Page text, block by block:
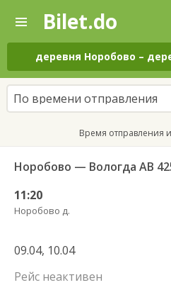
—
Поиск
и
покупка
билетов
на
автобус
онлайн
Bilet.do
деревня Норобово –
По времени отправления
Время отправления
Норобово — Вологда АВ
11:20
Норобово д.
09.04, 10.04
Рейс неактивен